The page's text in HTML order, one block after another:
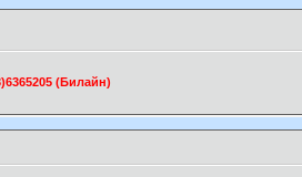
(Билайн)